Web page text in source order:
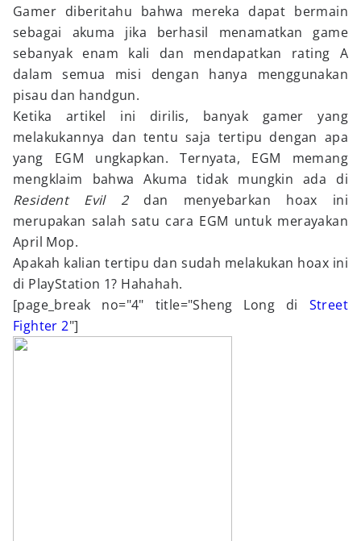
Gamer diberitahu bahwa mereka dapat bermain
sebagai akuma jika berhasil menamatkan game
sebanyak enam kali dan mendapatkan rating A
dalam semua misi dengan hanya menggunakan
pisau dan handgun.
Ketika artikel ini dirilis, banyak gamer yang
melakukannya dan tentu saja tertipu dengan apa
yang EGM ungkapkan. Ternyata, EGM memang
mengklaim bahwa Akuma tidak mungkin ada di
Resident Evil 2dan menyebarkan hoax ini
merupakan salah satu cara EGM untuk merayakan
April Mop.
Apakah kalian tertipu dan sudah melakukan hoax ini
di PlayStation 1? Hahahah.
[page_break no="4" title="Sheng Long di Street
Fighter 2"]